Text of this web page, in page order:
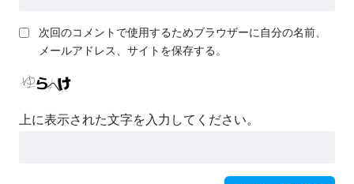
次回のコメントで使用するためブラウザーに自分の名前、
メールアドレス、サイトを保存する。
上に表示された文字を入力してください。